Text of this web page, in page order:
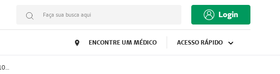
Faça sua busca aqui Login
ENCONTRE UM MÉDICO ACESSO RÁPIDO
Prestador Essencial Gestão em Saúde Ereli (51004354-7)